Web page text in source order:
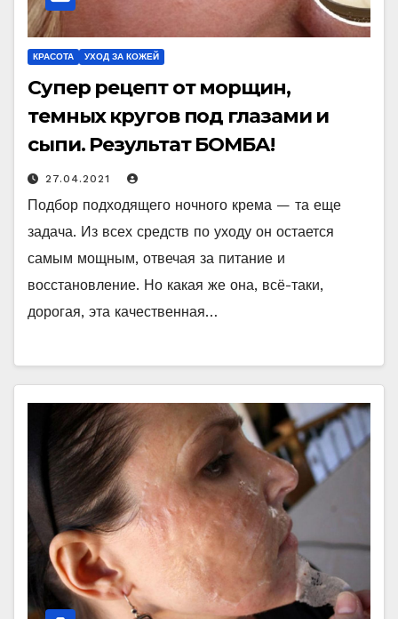
КРАСОТА УХОД ЗА КОЖЕЙ
Супер рецепт от морщин,
темных кругов под глазами и
сыпи. Результат БОМБА!
27.04.2021
Подбор подходящего ночного крема — та еще
задача. Из всех средств по уходу он остается
самым мощным, отвечая за питание и
восстановление. Но какая же она, всё-таки,
дорогая, эта качественная…